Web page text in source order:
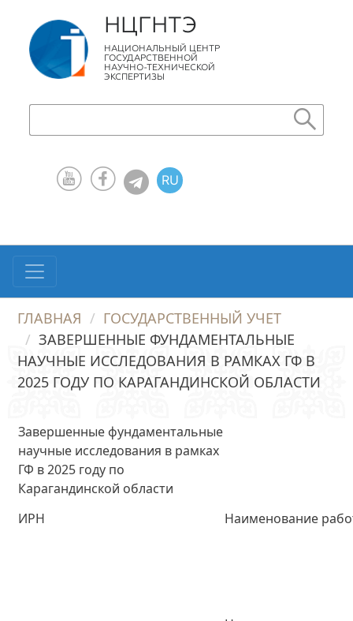
НЦГНТЭ
НАЦИОНАЛЬНЫЙ ЦЕНТР
ГОСУДАРСТВЕННОЙ
НАУЧНО-ТЕХНИЧЕСКОЙ
ЭКСПЕРТИЗЫ
RU
ГЛАВНАЯ
ГОСУДАРСТВЕННЫЙ УЧЕТ
ЗАВЕРШЕННЫЕ ФУНДАМЕНТАЛЬНЫЕ
НАУЧНЫЕ ИССЛЕДОВАНИЯ В РАМКАХ ГФ В
2025 ГОДУ ПО КАРАГАНДИНСКОЙ ОБЛАСТИ
Завершенные фундаментальные
научные исследования в рамках
ГФ в 2025 году по
Карагандинской области
ИРН
Наименование